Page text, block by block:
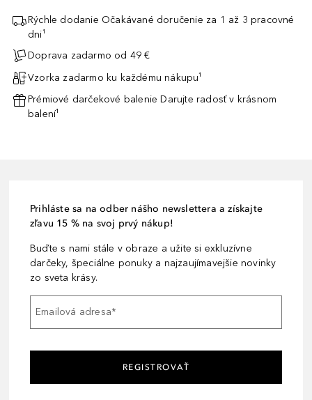
Rýchle dodanie Očakávané doručenie za 1 až 3 pracovné
dni¹
Doprava zadarmo od 49 €
Vzorka zadarmo ku každému nákupu¹
Prémiové darčekové balenie Darujte radosť v krásnom
balení¹
Prihláste sa na odber nášho newslettera a získajte
zľavu 15 % na svoj prvý nákup!
Buďte s nami stále v obraze a užite si exkluzívne
darčeky, špeciálne ponuky a najzaujímavejšie novinky
zo sveta krásy.
Emailová adresa*
REGISTROVAŤ